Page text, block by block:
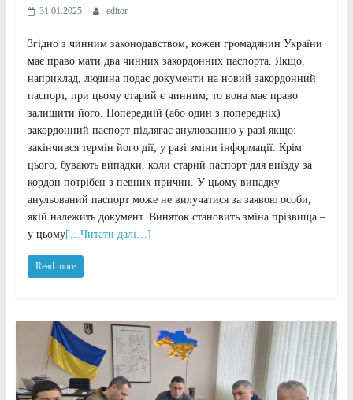
31.01.2025 editor
Згідно з чинним законодавством, кожен громадянин України
має право мати два чинних закордонних паспорта. Якщо,
наприклад, людина подає документи на новий закордонний
паспорт, при цьому старий є чинним, то вона має право
залишити його. Попередній (або один з попередніх)
закордонний паспорт підлягає анулюванню у разі якщо:
закінчився термін його дії; у разі зміни інформації. Крім
цього, бувають випадки, коли старий паспорт для виїзду за
кордон потрібен з певних причин. У цьому випадку
анульований паспорт може не вилучатися за заявою особи,
якій належить документ. Виняток становить зміна прізвища –
у цьому[…Читати далі…]
Read more